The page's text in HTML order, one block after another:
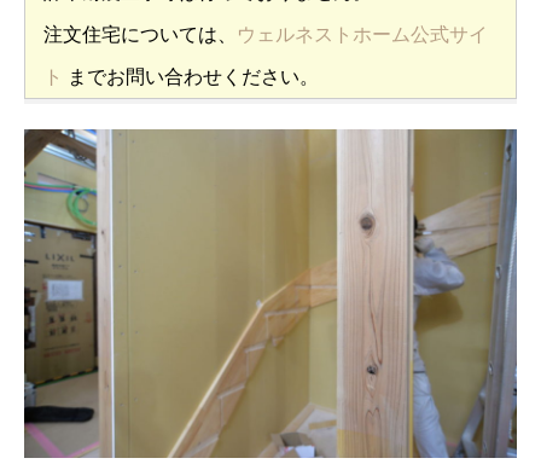
注文住宅については、 ウェルネストホーム公式サイ
ト までお問い合わせください。